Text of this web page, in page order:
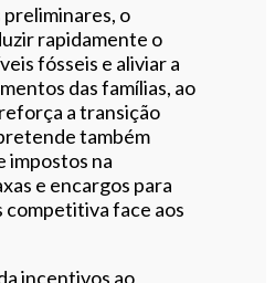
o
rapidamente o
fósseis e aliviar a
das famílias, ao
a transição
também
impostos na
e encargos para
face aos
incentivos ao